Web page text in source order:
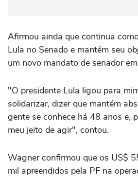
Afirmou ainda que continua
Lula no Senado e mantém seu
um novo mandato de senador
"O presidente Lula ligou para
solidarizar, dizer que mantém
gente se conhece há 48 anos e,
meu jeito de agir", contou.
Wagner confirmou que os US$
mil apreendidos pela PF na